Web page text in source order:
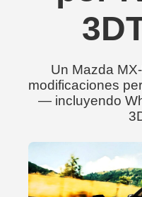
Un Mazda
modificaciones
— incluyendo